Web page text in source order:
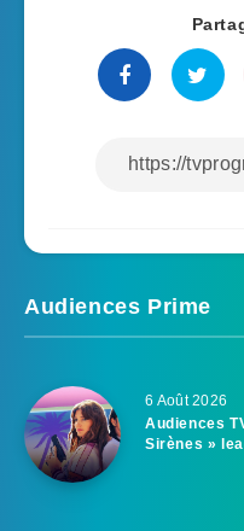
Audiences Prime
6 Août 2026
Audiences
Sirènes »